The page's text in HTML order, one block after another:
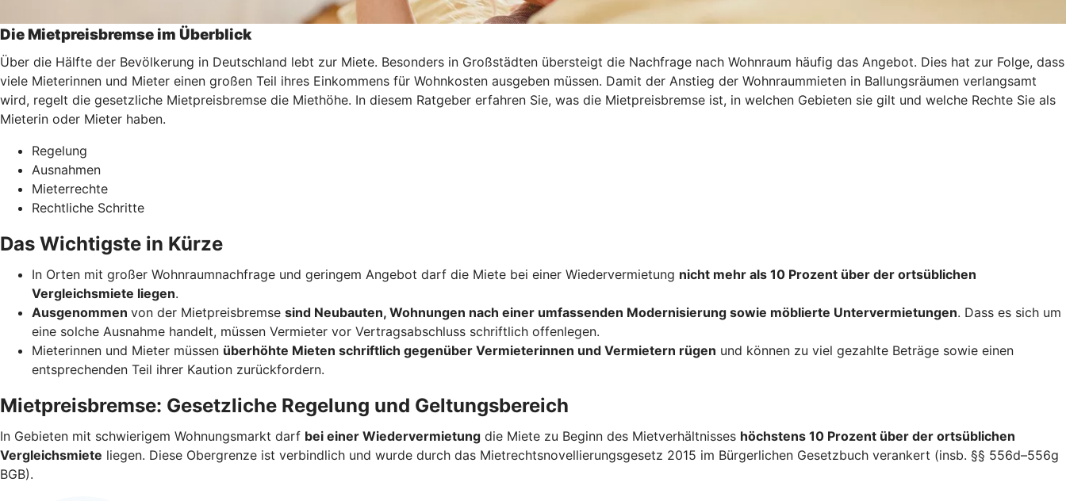
Die Mietpreisbremse im Überblick
Über die Hälfte der Bevölkerung in Deutschland lebt zur Miete. Besonders in Großstädten übersteigt die Nachfrage nach Wohnraum häufig das Angebot. Dies hat zur Folge, dass
viele Mieterinnen und Mieter einen großen Teil ihres Einkommens für Wohnkosten ausgeben müssen. Damit der Anstieg der Wohnraummieten in Ballungsräumen verlangsamt
wird, regelt die gesetzliche Mietpreisbremse die Miethöhe. In diesem Ratgeber erfahren Sie, was die Mietpreisbremse ist, in welchen Gebieten sie gilt und welche Rechte Sie als
Mieterin oder Mieter haben.
Regelung
Ausnahmen
Mieterrechte
Rechtliche Schritte
Das Wichtigste in Kürze
In Orten mit großer Wohnraumnachfrage und geringem Angebot darf die Miete bei einer Wiedervermietung nicht mehr als 10 Prozent über der ortsüblichen
Vergleichsmiete liegen.
Ausgenommen von der Mietpreisbremse sind Neubauten, Wohnungen nach einer umfassenden Modernisierung sowie möblierte Untervermietungen. Dass es sich um
eine solche Ausnahme handelt, müssen Vermieter vor Vertragsabschluss schriftlich offenlegen.
Mieterinnen und Mieter müssen überhöhte Mieten schriftlich gegenüber Vermieterinnen und Vermietern rügen und können zu viel gezahlte Beträge sowie einen
entsprechenden Teil ihrer Kaution zurückfordern.
Mietpreisbremse: Gesetzliche Regelung und Geltungsbereich
In Gebieten mit schwierigem Wohnungsmarkt darf bei einer Wiedervermietung die Miete zu Beginn des Mietverhältnisses höchstens 10 Prozent über der ortsüblichen
Vergleichsmiete liegen. Diese Obergrenze ist verbindlich und wurde durch das Mietrechtsnovellierungsgesetz 2015 im Bürgerlichen Gesetzbuch verankert (insb. §§ 556d–556g
BGB).